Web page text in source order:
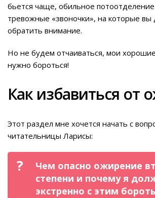
бьется чаще, обильное
тревожные «звоночки», на которые
обратить внимание.
Но не будем отчаиваться, мои
нужно бороться!
Как избавиться от
Этот раздел мне хочется начать с
читательницы Ларисы:
Чем опасно ожирение
степени и почему я
экстренно с этим